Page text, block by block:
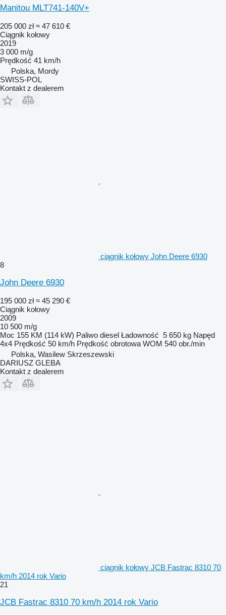
Manitou MLT741-140V+
205 000 zł ≈ 47 610 €
Ciągnik kołowy
2019
3 000 m/g
Prędkość 41 km/h
Polska, Mordy
SWISS-POL
Kontakt z dealerem
ciągnik kołowy John Deere 6930
8
John Deere 6930
195 000 zł ≈ 45 290 €
Ciągnik kołowy
2009
10 500 m/g
Moc 155 KM (114 kW) Paliwo diesel Ładowność 5 650 kg Napęd
4x4 Prędkość 50 km/h Prędkość obrotowa WOM 540 obr./min
Polska, Wasilew Skrzeszewski
DARIUSZ GLEBA
Kontakt z dealerem
ciągnik kołowy JCB Fastrac 8310 70
km/h 2014 rok Vario
21
JCB Fastrac 8310 70 km/h 2014 rok Vario